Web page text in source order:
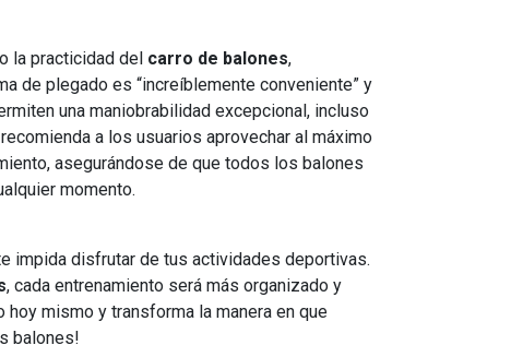
la practicidad del carro de balones,
de plegado es “increíblemente conveniente” y
una maniobrabilidad excepcional, incluso
a los usuarios aprovechar al máximo
asegurándose de que todos los balones
momento.
impida disfrutar de tus actividades deportivas.
, cada entrenamiento será más organizado y
hoy mismo y transforma la manera en que
balones!